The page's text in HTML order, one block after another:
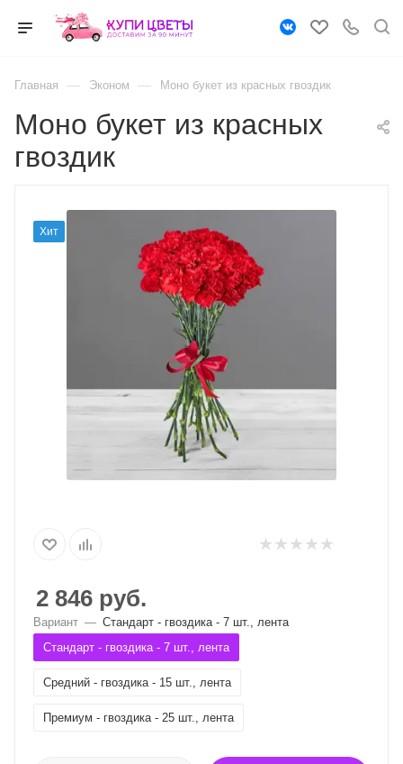
Главная — Эконом — Моно букет из красных гвоздик
Моно букет из красных
гвоздик
Хит
2 846 руб.
Вариант — Стандарт - гвоздика - 7 шт., лента
Стандарт - гвоздика - 7 шт., лента
Средний - гвоздика - 15 шт., лента
Премиум - гвоздика - 25 шт., лента